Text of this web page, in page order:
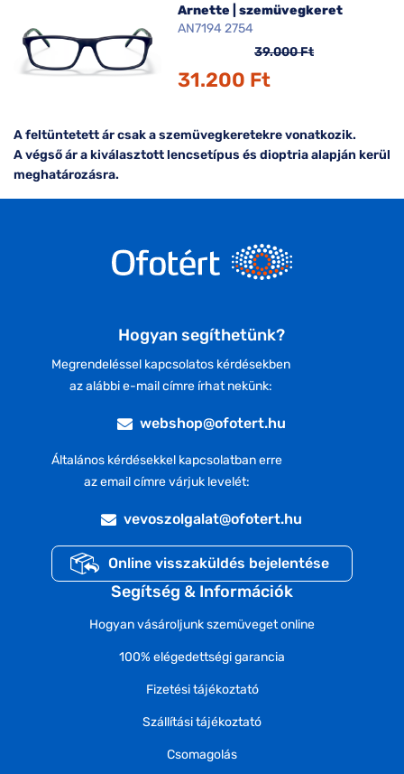
Arnette | szemüvegkeret
AN7194 2754
31.200 Ft
39.000 Ft
A feltüntetett ár csak a szemüvegkeretekre vonatkozik.
A végső ár a kiválasztott lencsetípus és dioptria alapján kerül
meghatározásra.
Hogyan segíthetünk?
Megrendeléssel kapcsolatos kérdésekben
az alábbi e-mail címre írhat nekünk:
webshop@ofotert.hu
Általános kérdésekkel kapcsolatban erre
az email címre várjuk levelét:
vevoszolgalat@ofotert.hu
Online visszaküldés bejelentése
Segítség & Információk
Hogyan vásároljunk szemüveget online
100% elégedettségi garancia
Fizetési tájékoztató
Szállítási tájékoztató
Csomagolás